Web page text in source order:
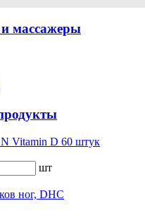
массажеры
Vitamin D 60 штук
шт
ног, DHC